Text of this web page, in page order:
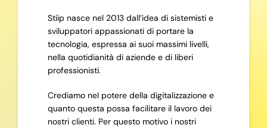
Stiip nasce nel 2013 dall’idea di sistemisti e
sviluppatori appassionati di portare la
tecnologia, espressa ai suoi massimi livelli,
nella quotidianità di aziende e di liberi
professionisti.
Crediamo nel potere della digitalizzazione e
quanto questa possa facilitare il lavoro dei
nostri clienti. Per questo motivo i nostri